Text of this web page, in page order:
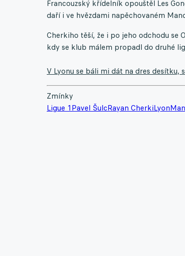
Francouzský křídelník opouštěl Les
daří i ve hvězdami napěchovaném
Cherkiho těší, že i po jeho odchodu se
kdy se klub málem propadl do druhé
V Lyonu se báli mi dát na dres desítku,
Zmínky
Ligue 1 Pavel ŠulcRayan CherkiLyon